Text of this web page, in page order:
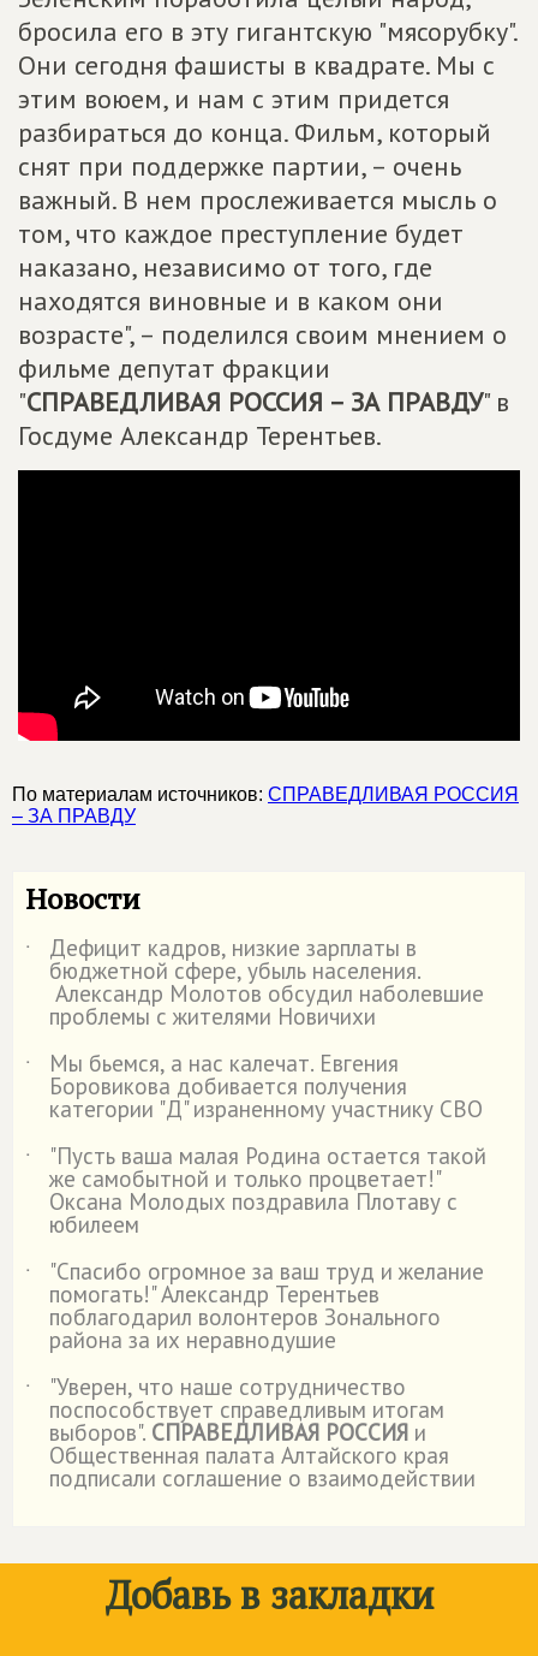
бросила его в эту гигантскую "мясорубку".
Они сегодня фашисты в квадрате. Мы с
этим воюем, и нам с этим придется
разбираться до конца. Фильм, который
снят при поддержке партии, – очень
важный. В нем прослеживается мысль о
том, что каждое преступление будет
наказано, независимо от того, где
находятся виновные и в каком они
возрасте", – поделился своим мнением о
фильме депутат фракции
"СПРАВЕДЛИВАЯ РОССИЯ – ЗА ПРАВДУ" в
Госдуме Александр Терентьев.
По материалам источников: СПРАВЕДЛИВАЯ РОССИЯ
– ЗА ПРАВДУ
Новости
˙ Дефицит кадров, низкие зарплаты в
бюджетной сфере, убыль населения.
Александр Молотов обсудил наболевшие
проблемы с жителями Новичихи
˙
Мы бьемся, а нас калечат. Евгения
Боровикова добивается получения
категории "Д" израненному участнику СВО
˙
"Пусть ваша малая Родина остается такой
же самобытной и только процветает!"
Оксана Молодых поздравила Плотаву с
юбилеем
˙
"Спасибо огромное за ваш труд и желание
помогать!" Александр Терентьев
поблагодарил волонтеров Зонального
района за их неравнодушие
˙
"Уверен, что наше сотрудничество
поспособствует справедливым итогам
выборов". СПРАВЕДЛИВАЯ РОССИЯ и
Общественная палата Алтайского края
подписали соглашение о взаимодействии
Добавь в закладки